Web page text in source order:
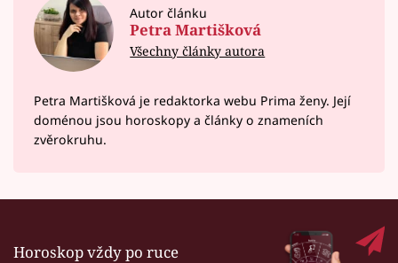
Autor článku
Petra Martišková
Všechny články autora
Petra Martišková je redaktorka webu Prima ženy. Její
doménou jsou horoskopy a články o znameních
zvěrokruhu.
Horoskop vždy po ruce